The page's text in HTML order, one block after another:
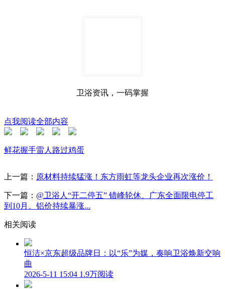
卫浴资讯，一码掌握
点我阅读全部内容
鲜花握手雷人 路过鸡蛋
上一篇： 原材料持续猛涨！东方雨虹等龙头企业再次涨价！
下一篇： @卫浴人“开二停五” 错峰轮休、广东全面限电停工
到10月、铝价持续暴涨...
相关阅读
恒洁×京东超级品牌日：以“乐”为媒，奏响卫浴焕新交响
曲
2026-5-11 15:04 1.9万阅读